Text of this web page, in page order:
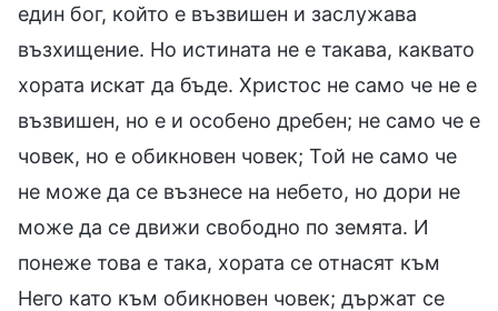
един бог, който е възвишен и заслужава
възхищение. Но истината не е такава, каквато
хората искат да бъде. Христос не само че не е
възвишен, но е и особено дребен; не само че е
човек, но е обикновен човек; Той не само че
не може да се възнесе на небето, но дори не
може да се движи свободно по земята. И
понеже това е така, хората се отнасят към
Него като към обикновен човек; държат се